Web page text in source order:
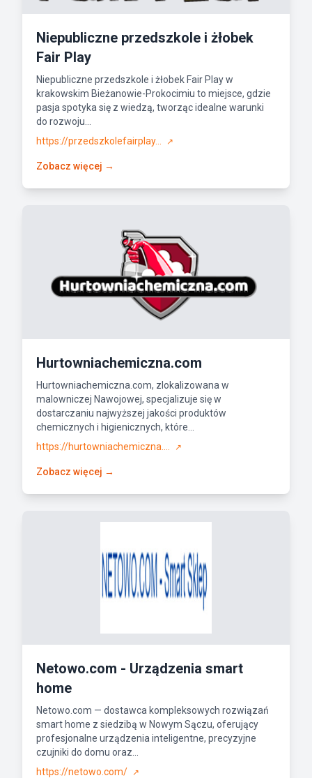
Niepubliczne przedszkole i żłobek
Fair Play
Niepubliczne przedszkole i żłobek Fair Play w
krakowskim Bieżanowie-Prokocimiu to miejsce, gdzie
pasja spotyka się z wiedzą, tworząc idealne warunki
do rozwoju...
https://przedszkolefairplay...
↗
Zobacz więcej →
Hurtowniachemiczna.com
Hurtowniachemiczna.com, zlokalizowana w
malowniczej Nawojowej, specjalizuje się w
dostarczaniu najwyższej jakości produktów
chemicznych i higienicznych, które...
https://hurtowniachemiczna....
↗
Zobacz więcej →
Netowo.com - Urządzenia smart
home
Netowo.com — dostawca kompleksowych rozwiązań
smart home z siedzibą w Nowym Sączu, oferujący
profesjonalne urządzenia inteligentne, precyzyjne
czujniki do domu oraz...
https://netowo.com/
↗